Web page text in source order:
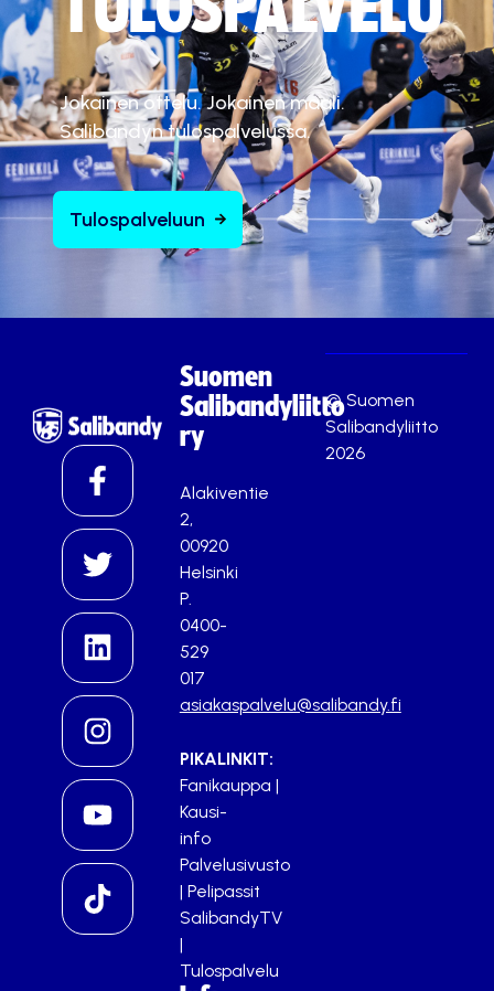
Jokainen ottelu. Jokainen maali.
Salibandyn tulospalvelussa.
Tulospalveluun
Suomen
Salibandyliitto
ry
Alakiventie
2,
00920
Helsinki
P.
0400-
529
017
asiakaspalvelu@salibandy.fi
PIKALINKIT:
Fanikauppa |
Kausi-
info
Palvelusivusto
| Pelipassit
SalibandyTV
|
Tulospalvelu
© Suomen
Salibandyliitto
2026